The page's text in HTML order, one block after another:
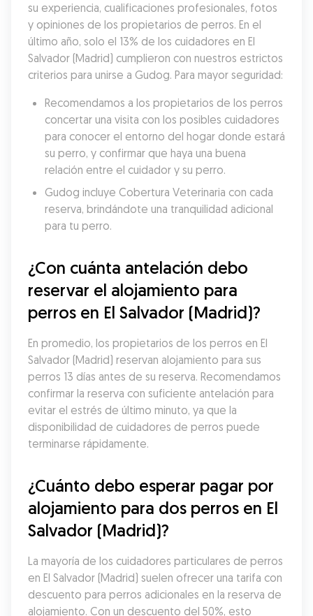
su experiencia, cualificaciones profesionales, fotos
y opiniones de los propietarios de perros. En el
último año, solo el 13% de los cuidadores en El
Salvador (Madrid) cumplieron con nuestros estrictos
criterios para unirse a Gudog. Para mayor seguridad:
Recomendamos a los propietarios de los perros
concertar una visita con los posibles cuidadores
para conocer el entorno del hogar donde estará
su perro, y confirmar que haya una buena
relación entre el cuidador y su perro.
Gudog incluye Cobertura Veterinaria con cada
reserva, brindándote una tranquilidad adicional
para tu perro.
¿Con cuánta antelación debo
reservar el alojamiento para
perros en El Salvador (Madrid)?
En promedio, los propietarios de los perros en El
Salvador (Madrid) reservan alojamiento para sus
perros 13 días antes de su reserva. Recomendamos
confirmar la reserva con suficiente antelación para
evitar el estrés de último minuto, ya que la
disponibilidad de cuidadores de perros puede
terminarse rápidamente.
¿Cuánto debo esperar pagar por
alojamiento para dos perros en El
Salvador (Madrid)?
La mayoría de los cuidadores particulares de perros
en El Salvador (Madrid) suelen ofrecer una tarifa con
descuento para perros adicionales en la reserva de
alojamiento. Con un descuento del 50%, esto